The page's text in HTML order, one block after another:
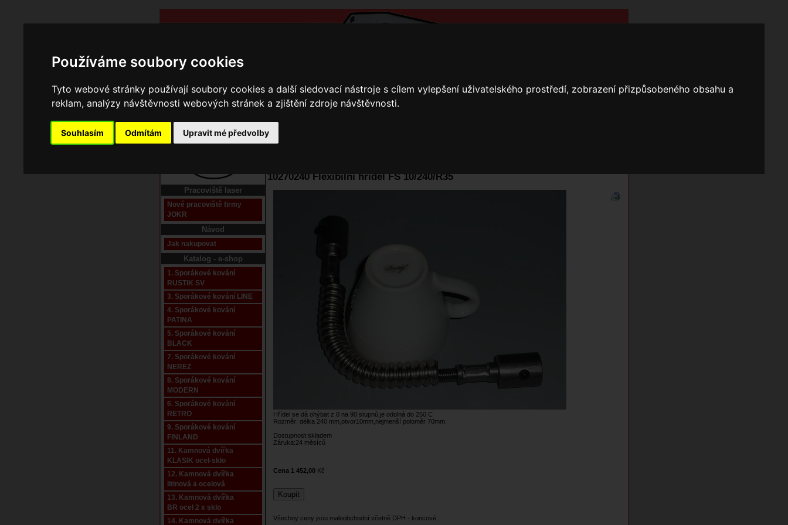
Používáme soubory cookies
Tyto webové stránky používají soubory cookies a další sledovací nástroje s cílem vylepšení uživatelského prostředí, zobrazení přizpůsobeného obsahu a
reklam, analýzy návštěvnosti webových stránek a zjištění zdroje návštěvnosti.
Souhlasím Odmítám Upravit mé předvolby
Domů Kontakty
Pracoviště laser
Nové pracoviště firmy
JOKR
Návod
Jak nakupovat
Katalog - e-shop
1. Sporákové kování
RUSTIK SV
3. Sporákové kování LINE
4. Sporákové kování
PATINA
5. Sporákové kování
BLACK
7. Sporákové kování
NEREZ
8. Sporákové kování
MODERN
6. Sporákové kování
RETRO
9. Sporákové kování
FINLAND
11. Kamnová dvířka
KLASIK ocel-sklo
12. Kamnová dvířka
litinová a ocelová
13. Kamnová dvířka
BR ocel 2 x sklo
14. Kamnová dvířka
10270240 Flexibilní hřídel FS 10/240/R35
Hřídel se dá ohýbat z 0 na 90 stupnů,je odolná do 250 C
Rozměr: délka 240 mm,otvor10mm,nejmenší poloměr 70mm.
Dostupnost:skladem
Záruka:24 měsíců
Cena 1 452,00 Kč
Všechny ceny jsou maloobchodní včetně DPH - koncové.